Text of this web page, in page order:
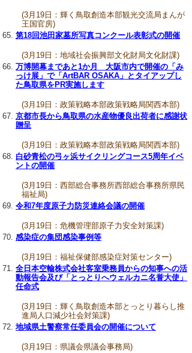
(3月19日：輝く鳥取創造本部観光交流局まんが
王国官房)
第18回池田家墓所写真コンクール表彰式の開催
(3月19日：地域社会振興部文化財局文化財課)
万博開幕まであと1か月 大阪市内で開催の「み
っけ展」で「ArtBAR OSAKA」とタイアップし
た鳥取県をPR実施します
(3月19日：政策戦略本部政策戦略局関西本部)
京都市長から鳥取県の水産物優良出荷者に感謝状
贈呈
(3月19日：政策戦略本部政策戦略局関西本部)
白砂青松の弓ヶ浜サイクリングコース5周年イベ
ントの開催
(3月19日：西部総合事務所西部総合事務所県民
福祉局)
令和7年度原子力防災連絡会議の開催
(3月19日：危機管理部原子力安全対策課)
感染症の集団感染事例等
(3月19日：福祉保健部感染症対策センター)
全日本空輸株式会社客室乗務員からの知事への活
動報告会及び「とっとりへウェルカニ名誉大使」
任命式
(3月19日：輝く鳥取創造本部とっとり暮らし推
進局人口減少社会対策課)
地域県土警察常任委員会の開催について
(3月19日：県議会県議会事務局)